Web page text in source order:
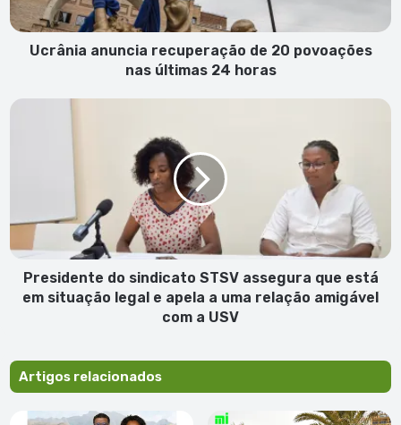
últimas
24
horasUcrânia anuncia recuperação de 20 povoações
nas últimas 24 horas
Presidente
está
situação
legal
relação
amigável
Presidente do sindicato STSV assegura que está
em situação legal e apela a uma relação amigável
com a USV
Artigos relacionados